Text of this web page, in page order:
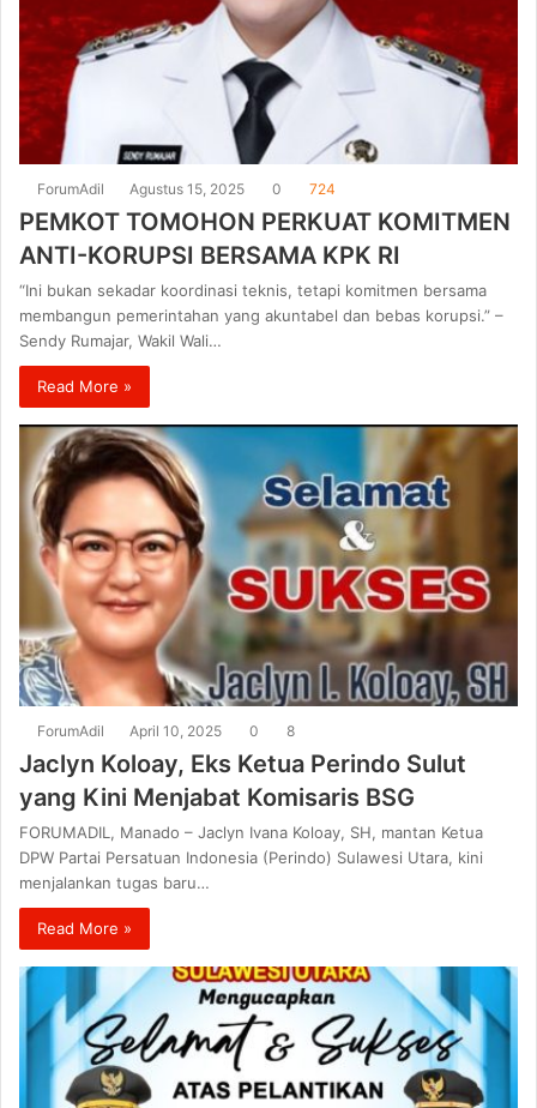
ForumAdil Agustus 15, 2025 0 724
PEMKOT TOMOHON PERKUAT KOMITMEN
ANTI-KORUPSI BERSAMA KPK RI
“Ini bukan sekadar koordinasi teknis, tetapi komitmen bersama
membangun pemerintahan yang akuntabel dan bebas korupsi.” –
Sendy Rumajar, Wakil Wali…
Read More »
ForumAdil April 10, 2025 0 8
Jaclyn Koloay, Eks Ketua Perindo Sulut
yang Kini Menjabat Komisaris BSG
FORUMADIL, Manado – Jaclyn Ivana Koloay, SH, mantan Ketua
DPW Partai Persatuan Indonesia (Perindo) Sulawesi Utara, kini
menjalankan tugas baru…
Read More »